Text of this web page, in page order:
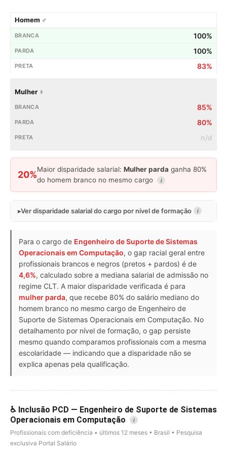
Homem ♂
100%
100%
83%
Mulher ♀
85%
80%
n/d
20%
Maior disparidade salarial: Mulher parda ganha 80%
do homem branco no mesmo cargo
i
Ver disparidade salarial do cargo por nível de formação i
Para o cargo de Engenheiro de Suporte de Sistemas
Operacionais em Computação, o gap racial geral entre
profissionais brancos e negros (pretos + pardos) é de
4,6%, calculado sobre a mediana salarial de admissão no
regime CLT. A maior disparidade verificada é para
mulher parda, que recebe 80% do salário mediano do
homem branco no mesmo cargo de Engenheiro de
Suporte de Sistemas Operacionais em Computação. No
detalhamento por nível de formação, o gap persiste
mesmo quando comparamos profissionais com a mesma
escolaridade — indicando que a disparidade não se
explica apenas pela qualificação.
♿ Inclusão PCD — Engenheiro de Suporte de Sistemas
Operacionais em Computação
i
Profissionais com deficiência • últimos 12 meses • Brasil • Pesquisa
exclusiva Portal Salário